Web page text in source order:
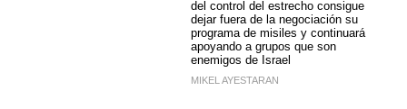
del control del estrecho consigue
dejar fuera de la negociación su
programa de misiles y continuará
apoyando a grupos que son
enemigos de Israel
MIKEL AYESTARAN